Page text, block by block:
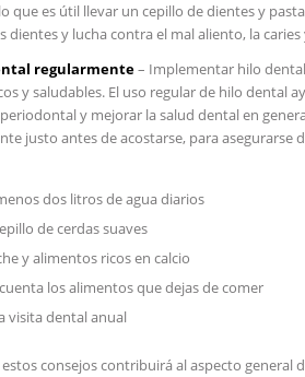
que es útil llevar un ⁤cepillo de dientes ‍y
dientes y lucha contra el mal⁣ aliento, la caries
regularmente– Implementar hilo​
y saludables. El uso regular de hilo⁤ dental
⁣y mejorar la salud dental en⁤
justo antes de acostarse, para ⁣asegurarse
dos litros de agua diarios
de cerdas suaves
y alimentos ‌ricos en calcio
los alimentos que dejas de comer
visita dental ⁤anual
consejos contribuirá al aspecto general